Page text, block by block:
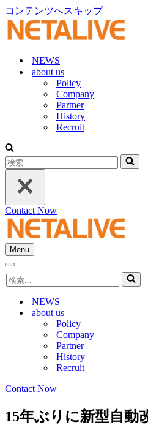
コンテンツへスキップ
NEWS
about us
Policy
Company
Partner
History
Recruit
検
索...
Contact Now
Menu
ナ
ゲ
シ
ョ
ナ
ビ
検
索...
NEWS
about us
Policy
Company
Partner
History
Recruit
Contact Now
15年ぶりに新型自動